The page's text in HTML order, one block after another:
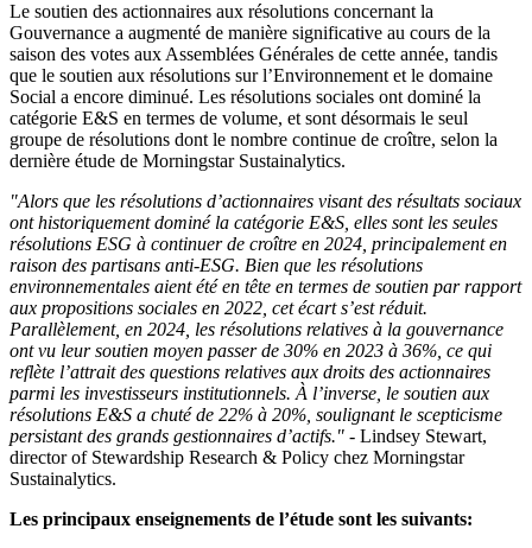
Le soutien des actionnaires aux résolutions concernant la
Gouvernance a augmenté de manière significative au cours de la
saison des votes aux Assemblées Générales de cette année, tandis
que le soutien aux résolutions sur l’Environnement et le domaine
Social a encore diminué. Les résolutions sociales ont dominé la
catégorie E&S en termes de volume, et sont désormais le seul
groupe de résolutions dont le nombre continue de croître, selon la
dernière étude de Morningstar Sustainalytics.
"Alors que les résolutions d’actionnaires visant des résultats sociaux
ont historiquement dominé la catégorie E&S, elles sont les seules
résolutions ESG à continuer de croître en 2024, principalement en
raison des partisans anti-ESG. Bien que les résolutions
environnementales aient été en tête en termes de soutien par rapport
aux propositions sociales en 2022, cet écart s’est réduit.
Parallèlement, en 2024, les résolutions relatives à la gouvernance
ont vu leur soutien moyen passer de 30% en 2023 à 36%, ce qui
reflète l’attrait des questions relatives aux droits des actionnaires
parmi les investisseurs institutionnels. À l’inverse, le soutien aux
résolutions E&S a chuté de 22% à 20%, soulignant le scepticisme
persistant des grands gestionnaires d’actifs." - Lindsey Stewart,
director of Stewardship Research & Policy chez Morningstar
Sustainalytics.
Les principaux enseignements de l’étude sont les suivants: